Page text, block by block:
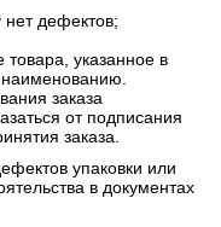
нет дефектов;
указанное в
наименованию.
заказа
от подписания
заказа.
упаковки или
в документах